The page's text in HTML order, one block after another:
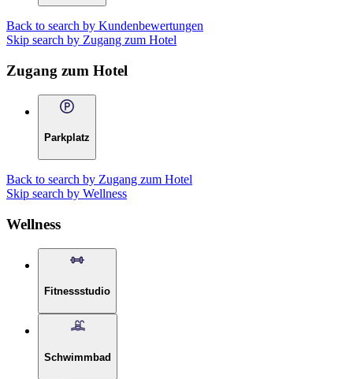
Back to search by Kundenbewertungen
Skip search by Zugang zum Hotel
Zugang zum Hotel
Parkplatz
Back to search by Zugang zum Hotel
Skip search by Wellness
Wellness
Fitnessstudio
Schwimmbad